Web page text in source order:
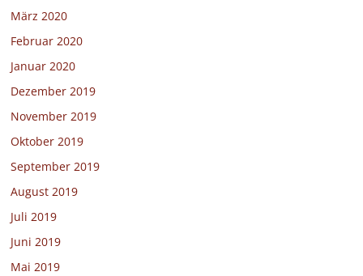
März 2020
Februar 2020
Januar 2020
Dezember 2019
November 2019
Oktober 2019
September 2019
August 2019
Juli 2019
Juni 2019
Mai 2019